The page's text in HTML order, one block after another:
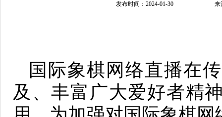
发布时间： 2024-01-30 来
国际象棋网络直播在
及、丰富广大爱好者精